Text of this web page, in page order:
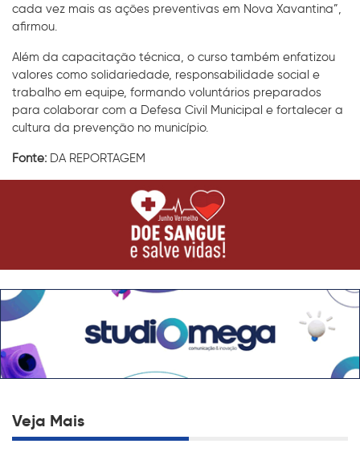
cada vez mais as ações preventivas em Nova Xavantina”,
afirmou.
Além da capacitação técnica, o curso também enfatizou
valores como solidariedade, responsabilidade social e
trabalho em equipe, formando voluntários preparados
para colaborar com a Defesa Civil Municipal e fortalecer a
cultura da prevenção no município.
Fonte: DA REPORTAGEM
Veja Mais